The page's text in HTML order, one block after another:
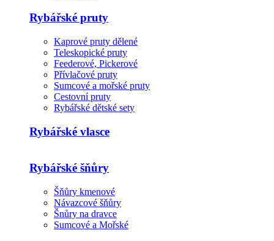
Rybářské pruty
Kaprové pruty dělené
Teleskopické pruty
Feederové, Pickerové
Přívlačové pruty
Sumcové a mořské pruty
Cestovní pruty
Rybářské dětské sety
Rybářské vlasce
Rybářské šňůry
Šňůry kmenové
Návazcové šňůry
Šnůry na dravce
Sumcové a Mořské